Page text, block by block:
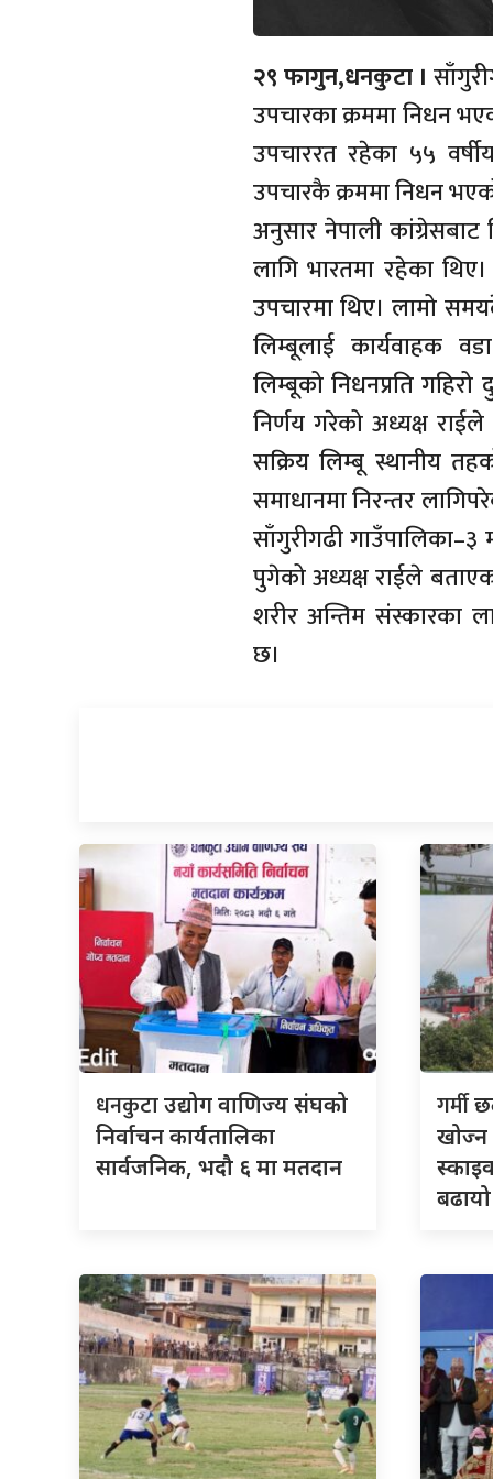
२९ फागुन,धनकुटा ।
उपचारका क्रममा निधन
उपचाररत रहेका ५५
उपचारकै क्रममा निधन
अनुसार नेपाली कांग्रेसबाट
लागि भारतमा रहेका
उपचारमा थिए। लामो
लिम्बूलाई कार्यवाहक
लिम्बूको निधनप्रति
निर्णय गरेको अध्यक्ष
सक्रिय लिम्बू स्थानीय
समाधानमा निरन्तर
साँगुरीगढी गाउँपालिका–३
पुगेको अध्यक्ष राईले
शरीर अन्तिम संस्कारका
छ।
धनकुटाउद्योग वाणिज्य संघको
निर्वाचन कार्यतालिका
सार्वजनिक, भदौ ६ मा मतदान
गर्मी
खोज्न